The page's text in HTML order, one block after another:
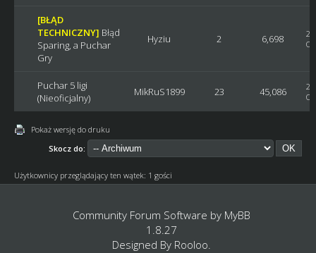
[BŁĄD
TECHNICZNY] Błąd
Sparing, a Puchar
Gry
Hyziu 2 6,698
Puchar 5 ligi
(Nieoficjalny)
MikRuS1899 23 45,086
Pokaż wersję do druku
Skocz do:
Użytkownicy przeglądający ten wątek: 1 gości
Community Forum Software by MyBB
1.8.27
Designed By Rooloo.